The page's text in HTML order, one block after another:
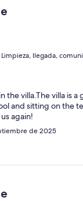
llegada,
the villa.The villa is a
and sitting on the
again!
de 2025